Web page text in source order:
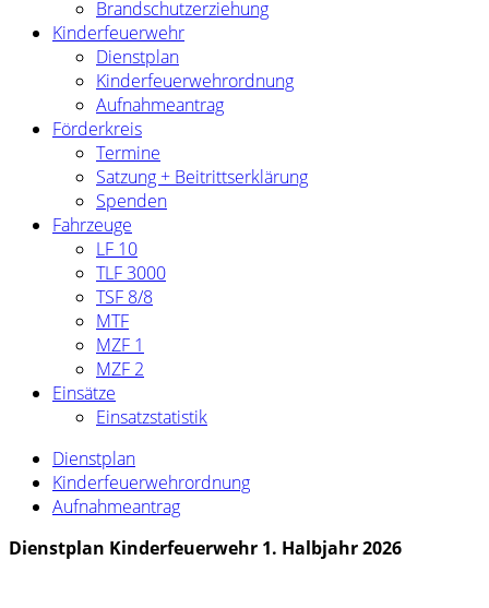
Brandschutzerziehung
Kinderfeuerwehr
Dienstplan
Kinderfeuerwehrordnung
Aufnahmeantrag
Förderkreis
Termine
Satzung + Beitrittserklärung
Spenden
Fahrzeuge
LF 10
TLF 3000
TSF 8/8
MTF
MZF 1
MZF 2
Einsätze
Einsatzstatistik
Dienstplan
Kinderfeuerwehrordnung
Aufnahmeantrag
Dienstplan Kinderfeuerwehr 1. Halbjahr 2026